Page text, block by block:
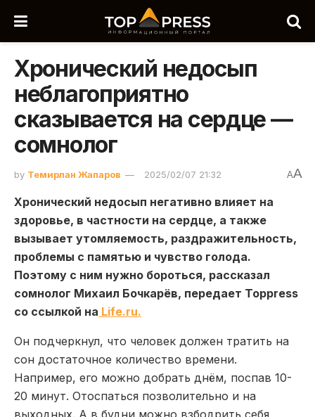
Хронический недосып
неблагоприятно
сказывается на сердце —
сомнолог
by Темирлан Жапаров 2025/02/07 21:32 AA
Хронический недосып негативно влияет на
здоровье, в частности на сердце, а также
вызывает утомляемость, раздражительность,
проблемы с памятью и чувство голода.
Поэтому с ним нужно бороться, рассказал
сомнолог Михаил Бочкарёв, передает Toppress
со ссылкой на Life.ru.
Он подчеркнул, что человек должен тратить на
сон достаточное количество времени.
Например, его можно добрать днём, поспав 10-
20 минут. Отоспаться позволительно и на
выходных. А в будни можно взбодрить себя